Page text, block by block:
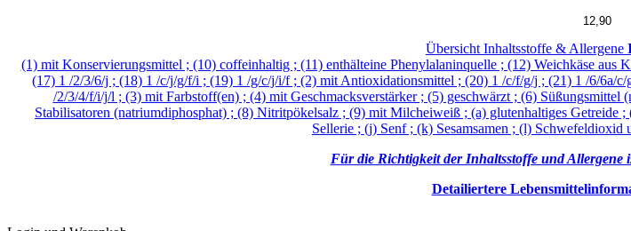
12,90
Übersicht Inhaltsstoffe & Allergene
(1) mit Konservierungsmittel ; (10) coffeinhaltig ; (11) enthälteine Phenylalaninquelle ; (12) Weichkäse
(17) 1 /2/3/6/j ; (18) 1 /c/j/g/f/i ; (19) 1 /g/c/j/i/f ; (2) mit Antioxidationsmittel ; (20) 1 /c/f/g/j ; (21) 1 /6/6a/
/2/3/4/f/i/j/l ; (3) mit Farbstoff(en) ; (4) mit Geschmacksverstärker ; (5) geschwärzt ; (6)
Stabilisatoren (natriumdiphosphat) ; (8) Nitritpökelsalz ; (9) mit Milcheiweiß ; (a) glutenhaltiges
Sellerie ; (j) Senf ; (k) Sesamsamen ; (l)
Für die Richtigkeit der Inhaltsstoffe und Allergene
Detailiertere